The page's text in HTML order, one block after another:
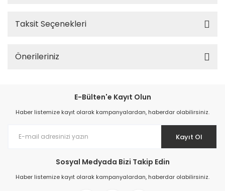
Taksit Seçenekleri
Önerileriniz
E-Bülten'e Kayıt Olun
Haber listemize kayıt olarak kampanyalardan, haberdar olabilirsiniz.
Kayıt Ol
Sosyal Medyada Bizi Takip Edin
Haber listemize kayıt olarak kampanyalardan, haberdar olabilirsiniz.